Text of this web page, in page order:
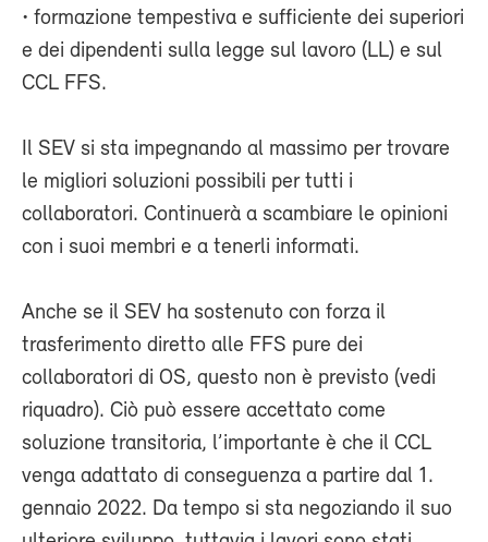
• formazione tempestiva e sufficiente dei superiori
e dei dipendenti sulla legge sul lavoro (LL) e sul
CCL FFS.
Il SEV si sta impegnando al massimo per trovare
le migliori soluzioni possibili per tutti i
collaboratori. Continuerà a scambiare le opinioni
con i suoi membri e a tenerli informati.
Anche se il SEV ha sostenuto con forza il
trasferimento diretto alle FFS pure dei
collaboratori di OS, questo non è previsto (vedi
riquadro). Ciò può essere accettato come
soluzione transitoria, l’importante è che il CCL
venga adattato di conseguenza a partire dal 1.
gennaio 2022. Da tempo si sta negoziando il suo